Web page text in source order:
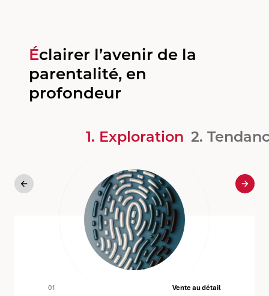
Éclairer l’avenir de la
parentalité, en
profondeur
1. Exploration 2.
01 Vente au détail